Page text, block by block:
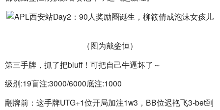
（图为戴銮恒）
第三手牌，抓了把bluff！可把自己牛逼坏了～
级别:19盲注:3000/6000底注:1000
翻牌前：这手牌UTG+1位开局加注1w3，BB位迟艳飞3-bet到